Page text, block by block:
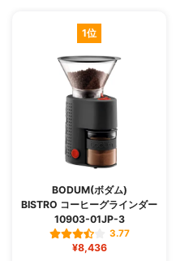
1位
BODUM(ボダム)
BISTRO コーヒーグラインダー
10903-01JP-3
3.77
¥8,436